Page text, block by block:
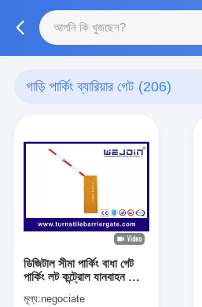
গাড়ি পার্কিং ব্যারিয়ার গেট (206)
ডিজিটাল সীমা পার্কিং বাধা গেট
পার্কিং লট কন্ট্রোল যানবাহন অংশ
মূল্য:negociate